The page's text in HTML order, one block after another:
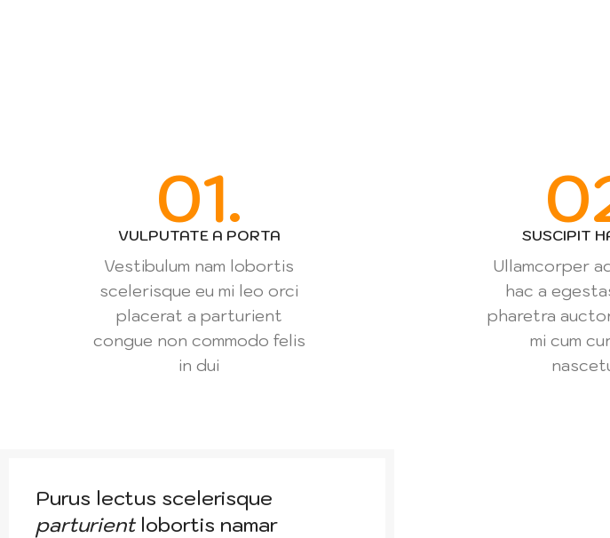
01.
VULPUTATE A PORTA
Vestibulum nam lobortis
scelerisque eu mi leo orci
placerat a parturient
congue non commodo felis
in dui
SUSCIPIT
Ullamcorper
hac a
pharetra
mi cum
Purus lectus scelerisque
parturientlobortis namar